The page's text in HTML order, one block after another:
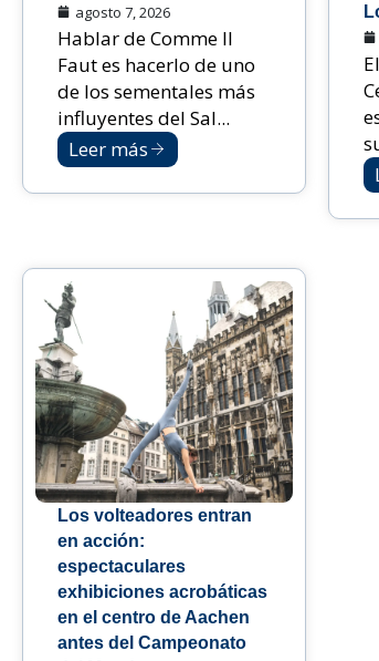
agosto 7, 2026
Hablar de Comme Il
Faut es hacerlo de uno
de los sementales más
influyentes del Sal...
Leer más
Los volteadores entran
en acción:
espectaculares
exhibiciones acrobáticas
en el centro de Aachen
antes del Campeonato